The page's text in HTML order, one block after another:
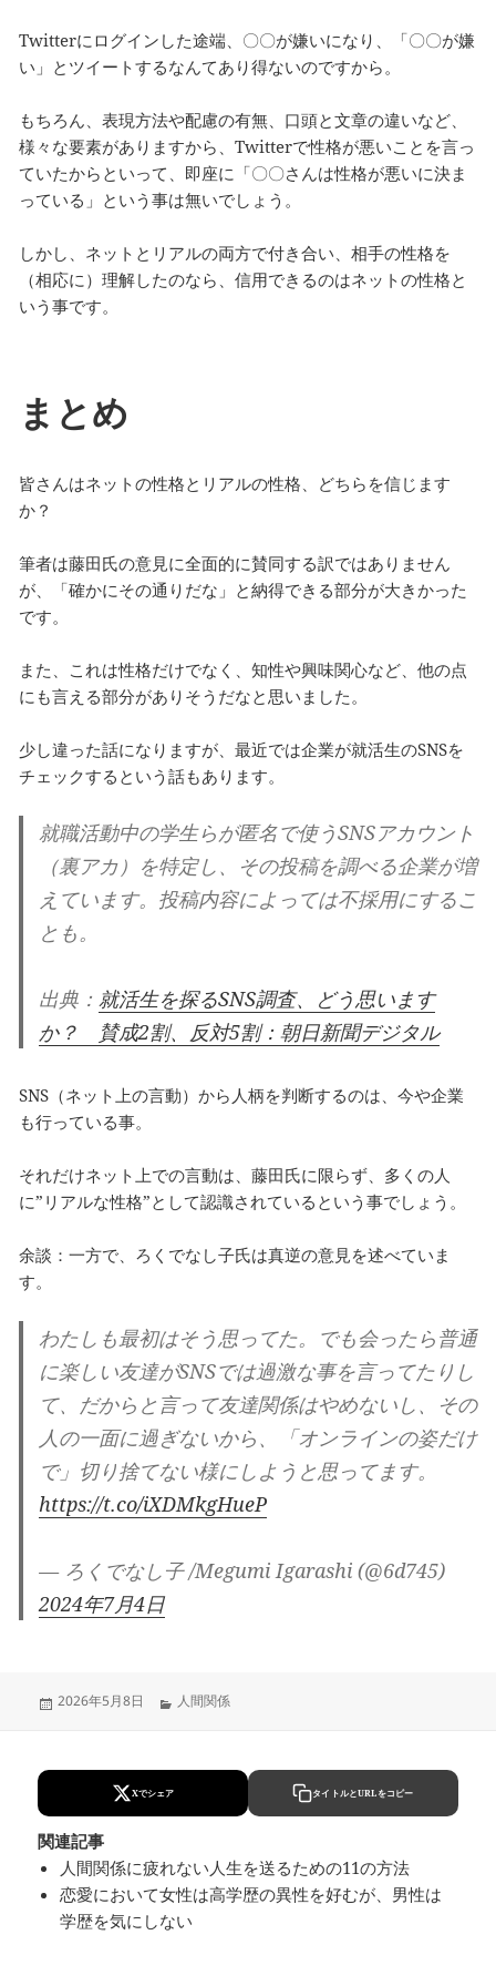
Twitterにログインした途端、〇〇が嫌いになり、「〇〇が嫌
い」とツイートするなんてあり得ないのですから。
もちろん、表現方法や配慮の有無、口頭と文章の違いなど、
様々な要素がありますから、Twitterで性格が悪いことを言っ
ていたからといって、即座に「〇〇さんは性格が悪いに決ま
っている」という事は無いでしょう。
しかし、ネットとリアルの両方で付き合い、相手の性格を
（相応に）理解したのなら、信用できるのはネットの性格と
いう事です。
まとめ
皆さんはネットの性格とリアルの性格、どちらを信じます
か？
筆者は藤田氏の意見に全面的に賛同する訳ではありません
が、「確かにその通りだな」と納得できる部分が大きかった
です。
また、これは性格だけでなく、知性や興味関心など、他の点
にも言える部分がありそうだなと思いました。
少し違った話になりますが、最近では企業が就活生のSNSを
チェックするという話もあります。
就職活動中の学生らが匿名で使うSNSアカウント
（裏アカ）を特定し、その投稿を調べる企業が増
えています。投稿内容によっては不採用にするこ
とも。
出典： 就活生を探るSNS調査、どう思います
か？ 賛成2割、反対5割：朝日新聞デジタル
SNS（ネット上の言動）から人柄を判断するのは、今や企業
も行っている事。
それだけネット上での言動は、藤田氏に限らず、多くの人
に”リアルな性格”として認識されているという事でしょう。
余談：一方で、ろくでなし子氏は真逆の意見を述べていま
す。
わたしも最初はそう思ってた。でも会ったら普通
に楽しい友達がSNSでは過激な事を言ってたりし
て、だからと言って友達関係はやめないし、その
人の一面に過ぎないから、「オンラインの姿だけ
で」切り捨てない様にしようと思ってます。
https://t.co/iXDMkgHueP
— ろくでなし子 /Megumi Igarashi (@6d745)
2024年7月4日
Updated
2026年5月8日 Categories
人間関係
Xでシェア タイトルとURLをコピー
関連記事
人間関係に疲れない人生を送るための11の方法
恋愛において女性は高学歴の異性を好むが、男性は
学歴を気にしない